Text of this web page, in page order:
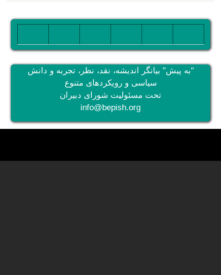
"به پیش" بیانگر اندیشه، نقد، نظر، تجربه و دانش
سیاسی و رویکردهای متنوع
تحت مسئولیت شورای دبیران
info@bepish.org